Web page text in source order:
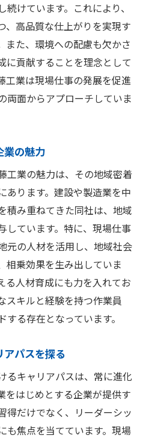
けています。これにより、
、高品質な仕上がりを実現す
また、環境への配慮も欠かさ
に貢献することを理念として
工業は現場仕事の発展を促進
両面からアプローチしていま
業の魅力
工業の魅力は、その地域密着
あります。建設や製造業を中
積み重ねてきた同社は、地域
しています。特に、現場仕事
元の人材を活用し、地域社会
相乗効果を生み出していま
る人材育成にも力を入れてお
スキルと経験を持つ作業員
る存在となっています。
パスを探る
るキャリアパスは、常に進化
をはじめとする企業が提供す
得だけでなく、リーダーシッ
も焦点を当てています。現場